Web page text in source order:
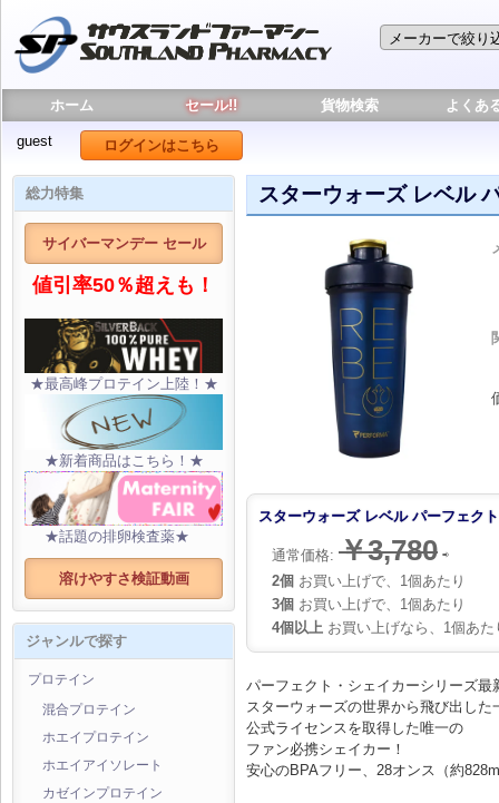
ホーム セール!! 貨物検索 よくあ
guest ログインはこちら
総力特集
サイバーマンデー セール
値引率50％超えも！
★最高峰プロテイン上陸！★
★新着商品はこちら！★
★話題の排卵検査薬★
溶けやすさ検証動画
ジャンルで探す
プロテイン
混合プロテイン
ホエイプロテイン
ホエイアイソレート
カゼインプロテイン
スターウォーズ レベル
スターウォーズ レベル パーフェク
通常価格: ￥3,780 ⇨
2個 お買い上げで、1個あたり
3個 お買い上げで、1個あたり
4個以上 お買い上げなら、1個あた
パーフェクト・シェイカーシリーズ最
スターウォーズの世界から飛び出した
公式ライセンスを取得した唯一の
ファン必携シェイカー！
安心のBPAフリー、28オンス（約